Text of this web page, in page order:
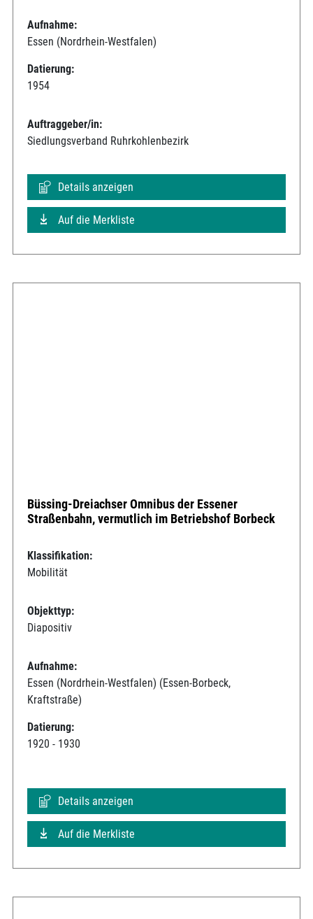
Aufnahme:
Essen (Nordrhein-Westfalen)
Datierung:
1954
Auftraggeber/in:
Siedlungsverband Ruhrkohlenbezirk
Details anzeigen
Auf die Merkliste
Büssing-Dreiachser Omnibus der Essener
Straßenbahn, vermutlich im Betriebshof Borbeck
Klassifikation:
Mobilität
Objekttyp:
Diapositiv
Aufnahme:
Essen (Nordrhein-Westfalen) (Essen-Borbeck,
Kraftstraße)
Datierung:
1920 - 1930
Details anzeigen
Auf die Merkliste